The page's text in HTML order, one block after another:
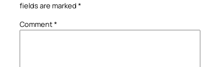
fields are marked *
Comment*